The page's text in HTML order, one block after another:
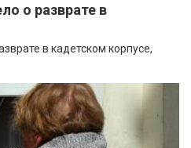
о разврате в
в кадетском корпусе,